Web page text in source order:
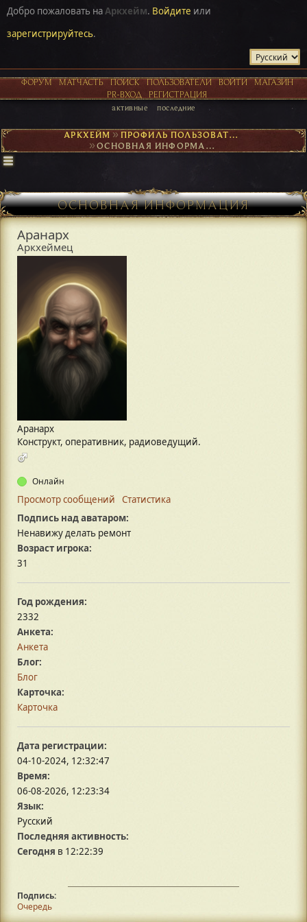
Добро пожаловать наАркхейм. Войдите или
зарегистрируйтесь.
ФОРУМ МАТЧАСТЬ ПОИСК ПОЛЬЗОВАТЕЛИ ВОЙТИ
МАГАЗИН
PR-ВХОД
РЕГИСТРАЦИЯ
активные последние
АРКХЕЙМ► ПРОФИЛЬ ПОЛЬЗОВАТЕЛЯ АРАНАРХ
► ОСНОВНАЯ ИНФОРМАЦИЯ
ОСНОВНАЯ ИНФОРМАЦИЯ
Аранарх
Аркхеймец
Аранарх
Конструкт, оперативник, радиоведущий.
Онлайн
Просмотр сообщений
Статистика
Подпись над аватаром:
Ненавижу делать ремонт
Возраст игрока:
31
Год рождения:
2332
Анкета:
Анкета
Блог:
Блог
Карточка:
Карточка
Дата регистрации:
04-10-2024, 12:32:47
Время:
06-08-2026, 12:23:34
Язык:
Русский
Последняя активность:
Сегодня в 12:22:39
Подпись:
Очередь